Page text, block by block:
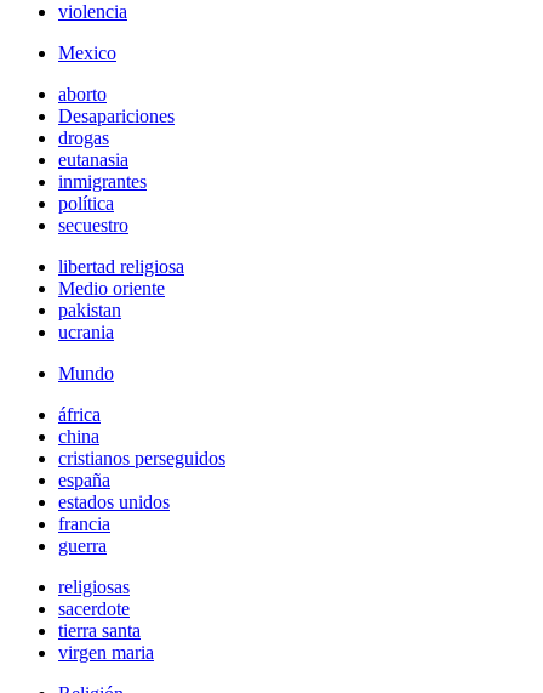
violencia
Mexico
aborto
Desapariciones
drogas
eutanasia
inmigrantes
política
secuestro
libertad religiosa
Medio oriente
pakistan
ucrania
Mundo
áfrica
china
cristianos perseguidos
españa
estados unidos
francia
guerra
religiosas
sacerdote
tierra santa
virgen maria